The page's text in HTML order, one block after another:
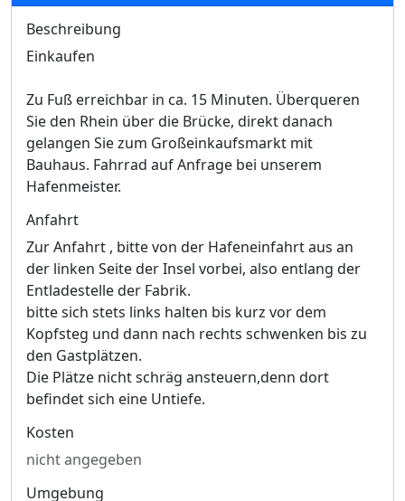
Beschreibung
Einkaufen
Zu Fuß erreichbar in ca. 15 Minuten. Überqueren
Sie den Rhein über die Brücke, direkt danach
gelangen Sie zum Großeinkaufsmarkt mit
Bauhaus. Fahrrad auf Anfrage bei unserem
Hafenmeister.
Anfahrt
Zur Anfahrt , bitte von der Hafeneinfahrt aus an
der linken Seite der Insel vorbei, also entlang der
Entladestelle der Fabrik.
bitte sich stets links halten bis kurz vor dem
Kopfsteg und dann nach rechts schwenken bis zu
den Gastplätzen.
Die Plätze nicht schräg ansteuern,denn dort
befindet sich eine Untiefe.
Kosten
nicht angegeben
Umgebung